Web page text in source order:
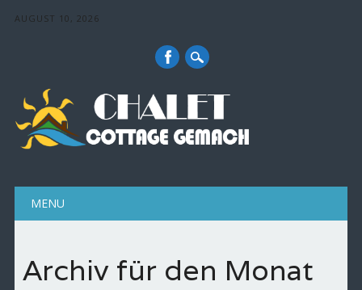
AUGUST 10, 2026
Hauptmenü
MENU
Archiv für den Monat